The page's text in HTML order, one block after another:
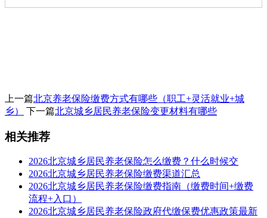
上一篇北京养老保险缴费方式有哪些（职工+灵活就业+城
乡）
下一篇北京城乡居民养老保险变更材料有哪些
相关推荐
2026北京城乡居民养老保险怎么缴费？什么时候交
2026北京城乡居民养老保险缴费渠道汇总
2026北京城乡居民养老保险缴费指南（缴费时间+缴费
流程+入口）
2026北京城乡居民养老保险政府代缴保费优惠政策最新